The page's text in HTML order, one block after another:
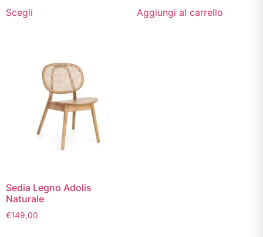
Scegli Aggiungi al carrello
Sedia Legno Adolis
Naturale
€149,00